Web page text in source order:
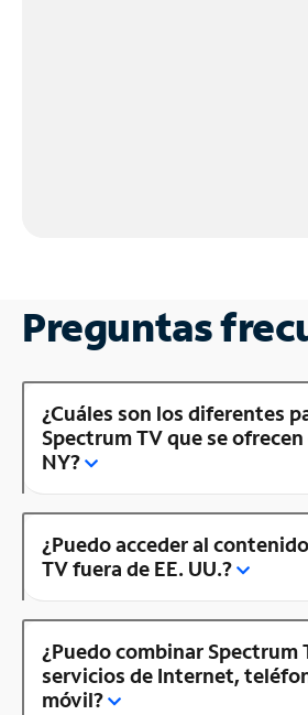
Preguntas
¿Cuáles son los diferentes
Spectrum TV que se
NY?
¿Puedo acceder al
TV fuera de EE. UU.?
¿Puedo combinar Spectrum
servicios de Internet,
móvil?